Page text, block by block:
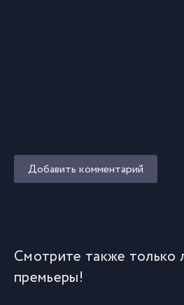
Добавить комментарий
Смотрите также только
премьеры!